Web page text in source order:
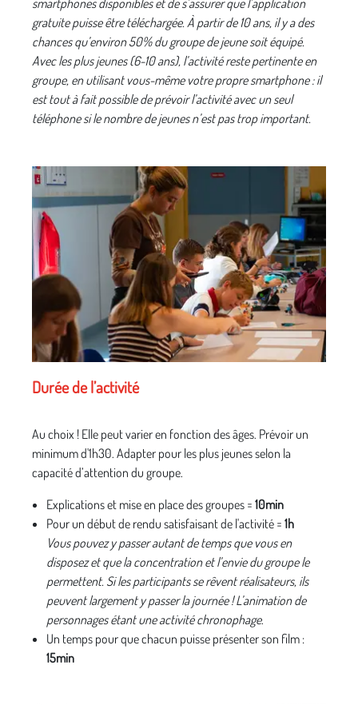
gratuite puisse être téléchargée. À partir de 10 ans, il y a des
chances qu’environ 50% du groupe de jeune soit équipé.
Avec les plus jeunes (6-10 ans), l’activité reste pertinente en
groupe, en utilisant vous-même votre propre smartphone : il
est tout à fait possible de prévoir l’activité avec un seul
téléphone si le nombre de jeunes n’est pas trop important.
Durée de l’activité
Au choix ! Elle peut varier en fonction des âges. Prévoir un
minimum d'1h30. Adapter pour les plus jeunes selon la
capacité d’attention du groupe.
Explications et mise en place des groupes = 10min
Pour un début de rendu satisfaisant de l'activité = 1h
Vous pouvez y passer autant de temps que vous en
disposez et que la concentration et l’envie du groupe le
permettent. Si les participants se rêvent réalisateurs, ils
peuvent largement y passer la journée ! L’animation de
personnages étant une activité chronophage.
Un temps pour que chacun puisse présenter son film :
15min